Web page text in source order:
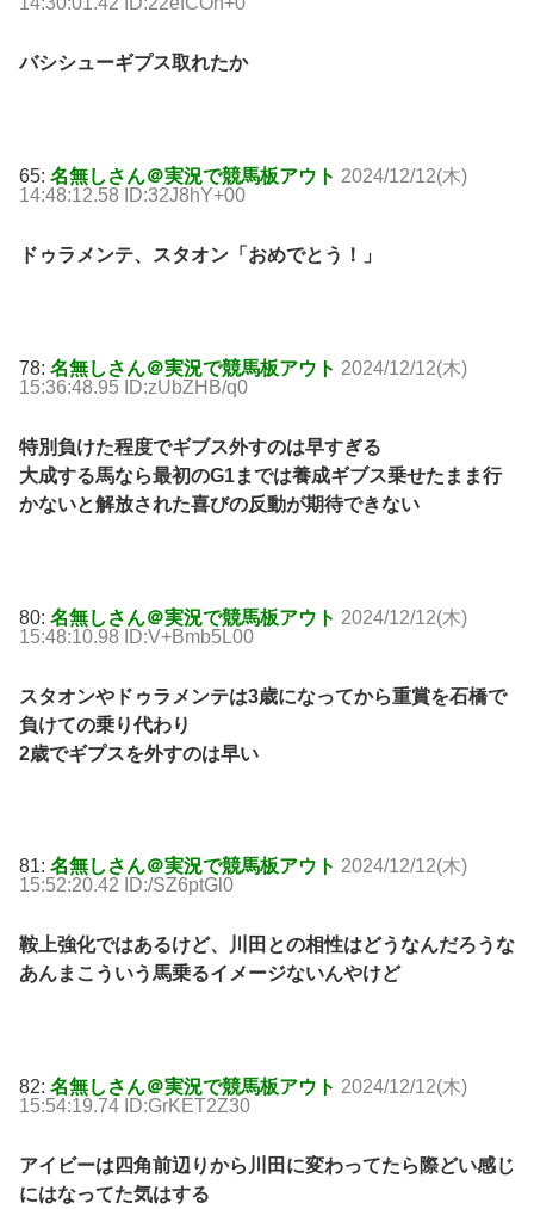
バシシューギプス取れたか
65: 名無しさん＠実況で競馬板アウト 2024/12/12(木)
14:48:12.58 ID:32J8hY+00
ドゥラメンテ、スタオン「おめでとう！」
78: 名無しさん＠実況で競馬板アウト 2024/12/12(木)
15:36:48.95 ID:zUbZHB/q0
特別負けた程度でギブス外すのは早すぎる
大成する馬なら最初のG1までは養成ギブス乗せたまま行
かないと解放された喜びの反動が期待できない
80: 名無しさん＠実況で競馬板アウト 2024/12/12(木)
15:48:10.98 ID:V+Bmb5L00
スタオンやドゥラメンテは3歳になってから重賞を石橋で
負けての乗り代わり
2歳でギプスを外すのは早い
81: 名無しさん＠実況で競馬板アウト 2024/12/12(木)
15:52:20.42 ID:/SZ6ptGl0
鞍上強化ではあるけど、川田との相性はどうなんだろうな
あんまこういう馬乗るイメージないんやけど
82: 名無しさん＠実況で競馬板アウト 2024/12/12(木)
15:54:19.74 ID:GrKET2Z30
アイビーは四角前辺りから川田に変わってたら際どい感じ
にはなってた気はする